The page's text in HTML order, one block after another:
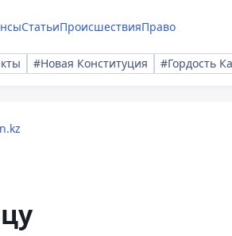
СтатьиПроисшествияПраво
#Новая Конституция #Гордость